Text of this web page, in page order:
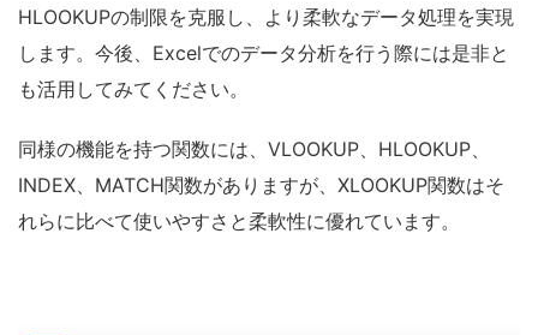
HLOOKUPの制限を克服し、より柔軟なデータ処理を実現
します。今後、Excelでのデータ分析を行う際には是非と
も活用してみてください。
同様の機能を持つ関数には、VLOOKUP、HLOOKUP、
INDEX、MATCH関数がありますが、XLOOKUP関数はそ
れらに比べて使いやすさと柔軟性に優れています。